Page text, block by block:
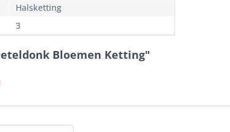
Halsketting
3
Bloemen Ketting"